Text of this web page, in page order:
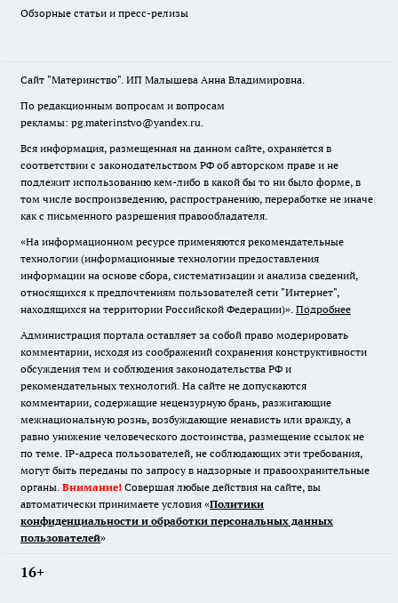
Обзорные статьи и пресс-релизы
Сайт "Материнство". ИП Малышева Анна Владимировна.
По редакционным вопросам и вопросам
рекламы: pg.materinstvo@yandex.ru.
Вся информация, размещенная на данном сайте, охраняется в
соответствии с законодательством РФ об авторском праве и не
подлежит использованию кем-либо в какой бы то ни было форме, в
том числе воспроизведению, распространению, переработке не иначе
как с письменного разрешения правообладателя.
«На информационном ресурсе применяются рекомендательные
технологии (информационные технологии предоставления
информации на основе сбора, систематизации и анализа сведений,
относящихся к предпочтениям пользователей сети "Интернет",
находящихся на территории Российской Федерации)». Подробнее
Администрация портала оставляет за собой право модерировать
комментарии, исходя из соображений сохранения конструктивности
обсуждения тем и соблюдения законодательства РФ и
рекомендательных технологий. На сайте не допускаются
комментарии, содержащие нецензурную брань, разжигающие
межнациональную рознь, возбуждающие ненависть или вражду, а
равно унижение человеческого достоинства, размещение ссылок не
по теме. IP-адреса пользователей, не соблюдающих эти требования,
могут быть переданы по запросу в надзорные и правоохранительные
органы. Внимание! Совершая любые действия на сайте, вы
автоматически принимаете условия «Политики
конфиденциальности и обработки персональных данных
пользователей»
16+